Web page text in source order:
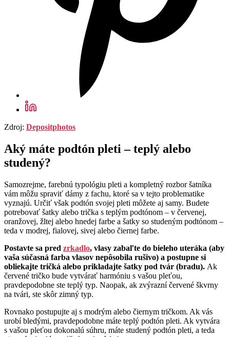
Zdroj: Depositphotos
Aký máte podtón pleti – teplý alebo
studený?
Samozrejme, farebnú typológiu pleti a kompletný rozbor šatníka
vám môžu spraviť dámy z fachu, ktoré sa v tejto problematike
vyznajú. Určiť však podtón svojej pleti môžete aj samy. Budete
potrebovať šatky alebo trička s teplým podtónom – v červenej,
oranžovej, žltej alebo hnedej farbe a šatky so studeným podtónom –
teda v modrej, fialovej, sivej alebo čiernej farbe.
Postavte sa pred zrkadlo, vlasy zabaľte do bieleho uteráka (aby
vaša súčasná farba vlasov nepôsobila rušivo) a postupne si
obliekajte tričká alebo prikladajte šatky pod tvár (bradu). Ak
červené tričko bude vytvárať harmóniu s vašou pleťou,
pravdepodobne ste teplý typ. Naopak, ak zvýrazní červené škvrny
na tvári, ste skôr zimný typ.
Rovnako postupujte aj s modrým alebo čiernym tričkom. Ak vás
urobí bledými, pravdepodobne máte teplý podtón pleti. Ak vytvára
s vašou pleťou dokonalú súhru, máte studený podtón pleti, a teda